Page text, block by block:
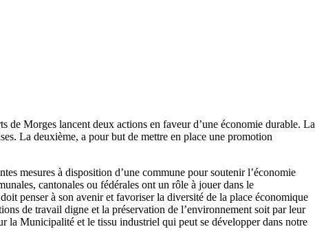
de Morges lancent deux actions en faveur d’une économie durable. La
La deuxième, a pour but de mettre en place une promotion
mesures à disposition d’une commune pour soutenir l’économie
cantonales ou fédérales ont un rôle à jouer dans le
penser à son avenir et favoriser la diversité de la place économique
de travail digne et la préservation de l’environnement soit par leur
la Municipalité et le tissu industriel qui peut se développer dans notre